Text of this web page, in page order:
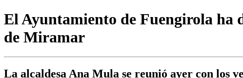
El Ayuntamiento de Fuengirola ha
de Miramar
La alcaldesa Ana Mula se reunió ayer con los